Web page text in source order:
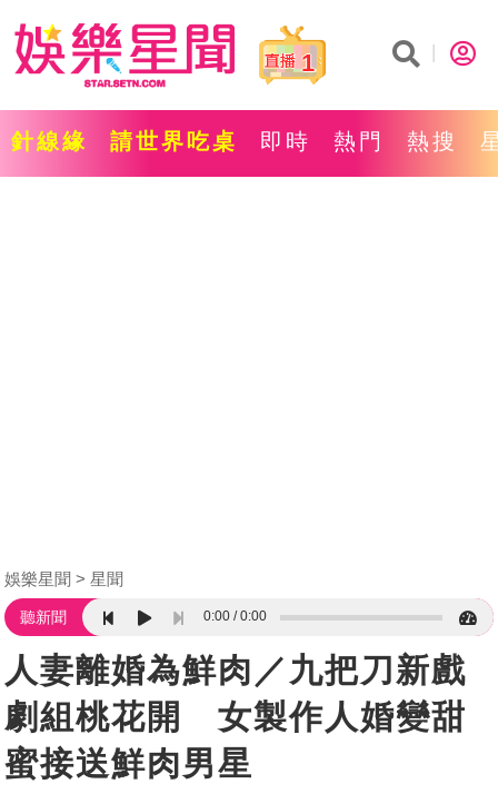
1
針線緣 請世界吃桌 即時 熱門 熱搜
娛樂星聞 星聞
聽新聞 0:00 0:00
人妻離婚為鮮肉／九把刀新戲
劇組桃花開 女製作人婚變甜
蜜接送鮮肉男星